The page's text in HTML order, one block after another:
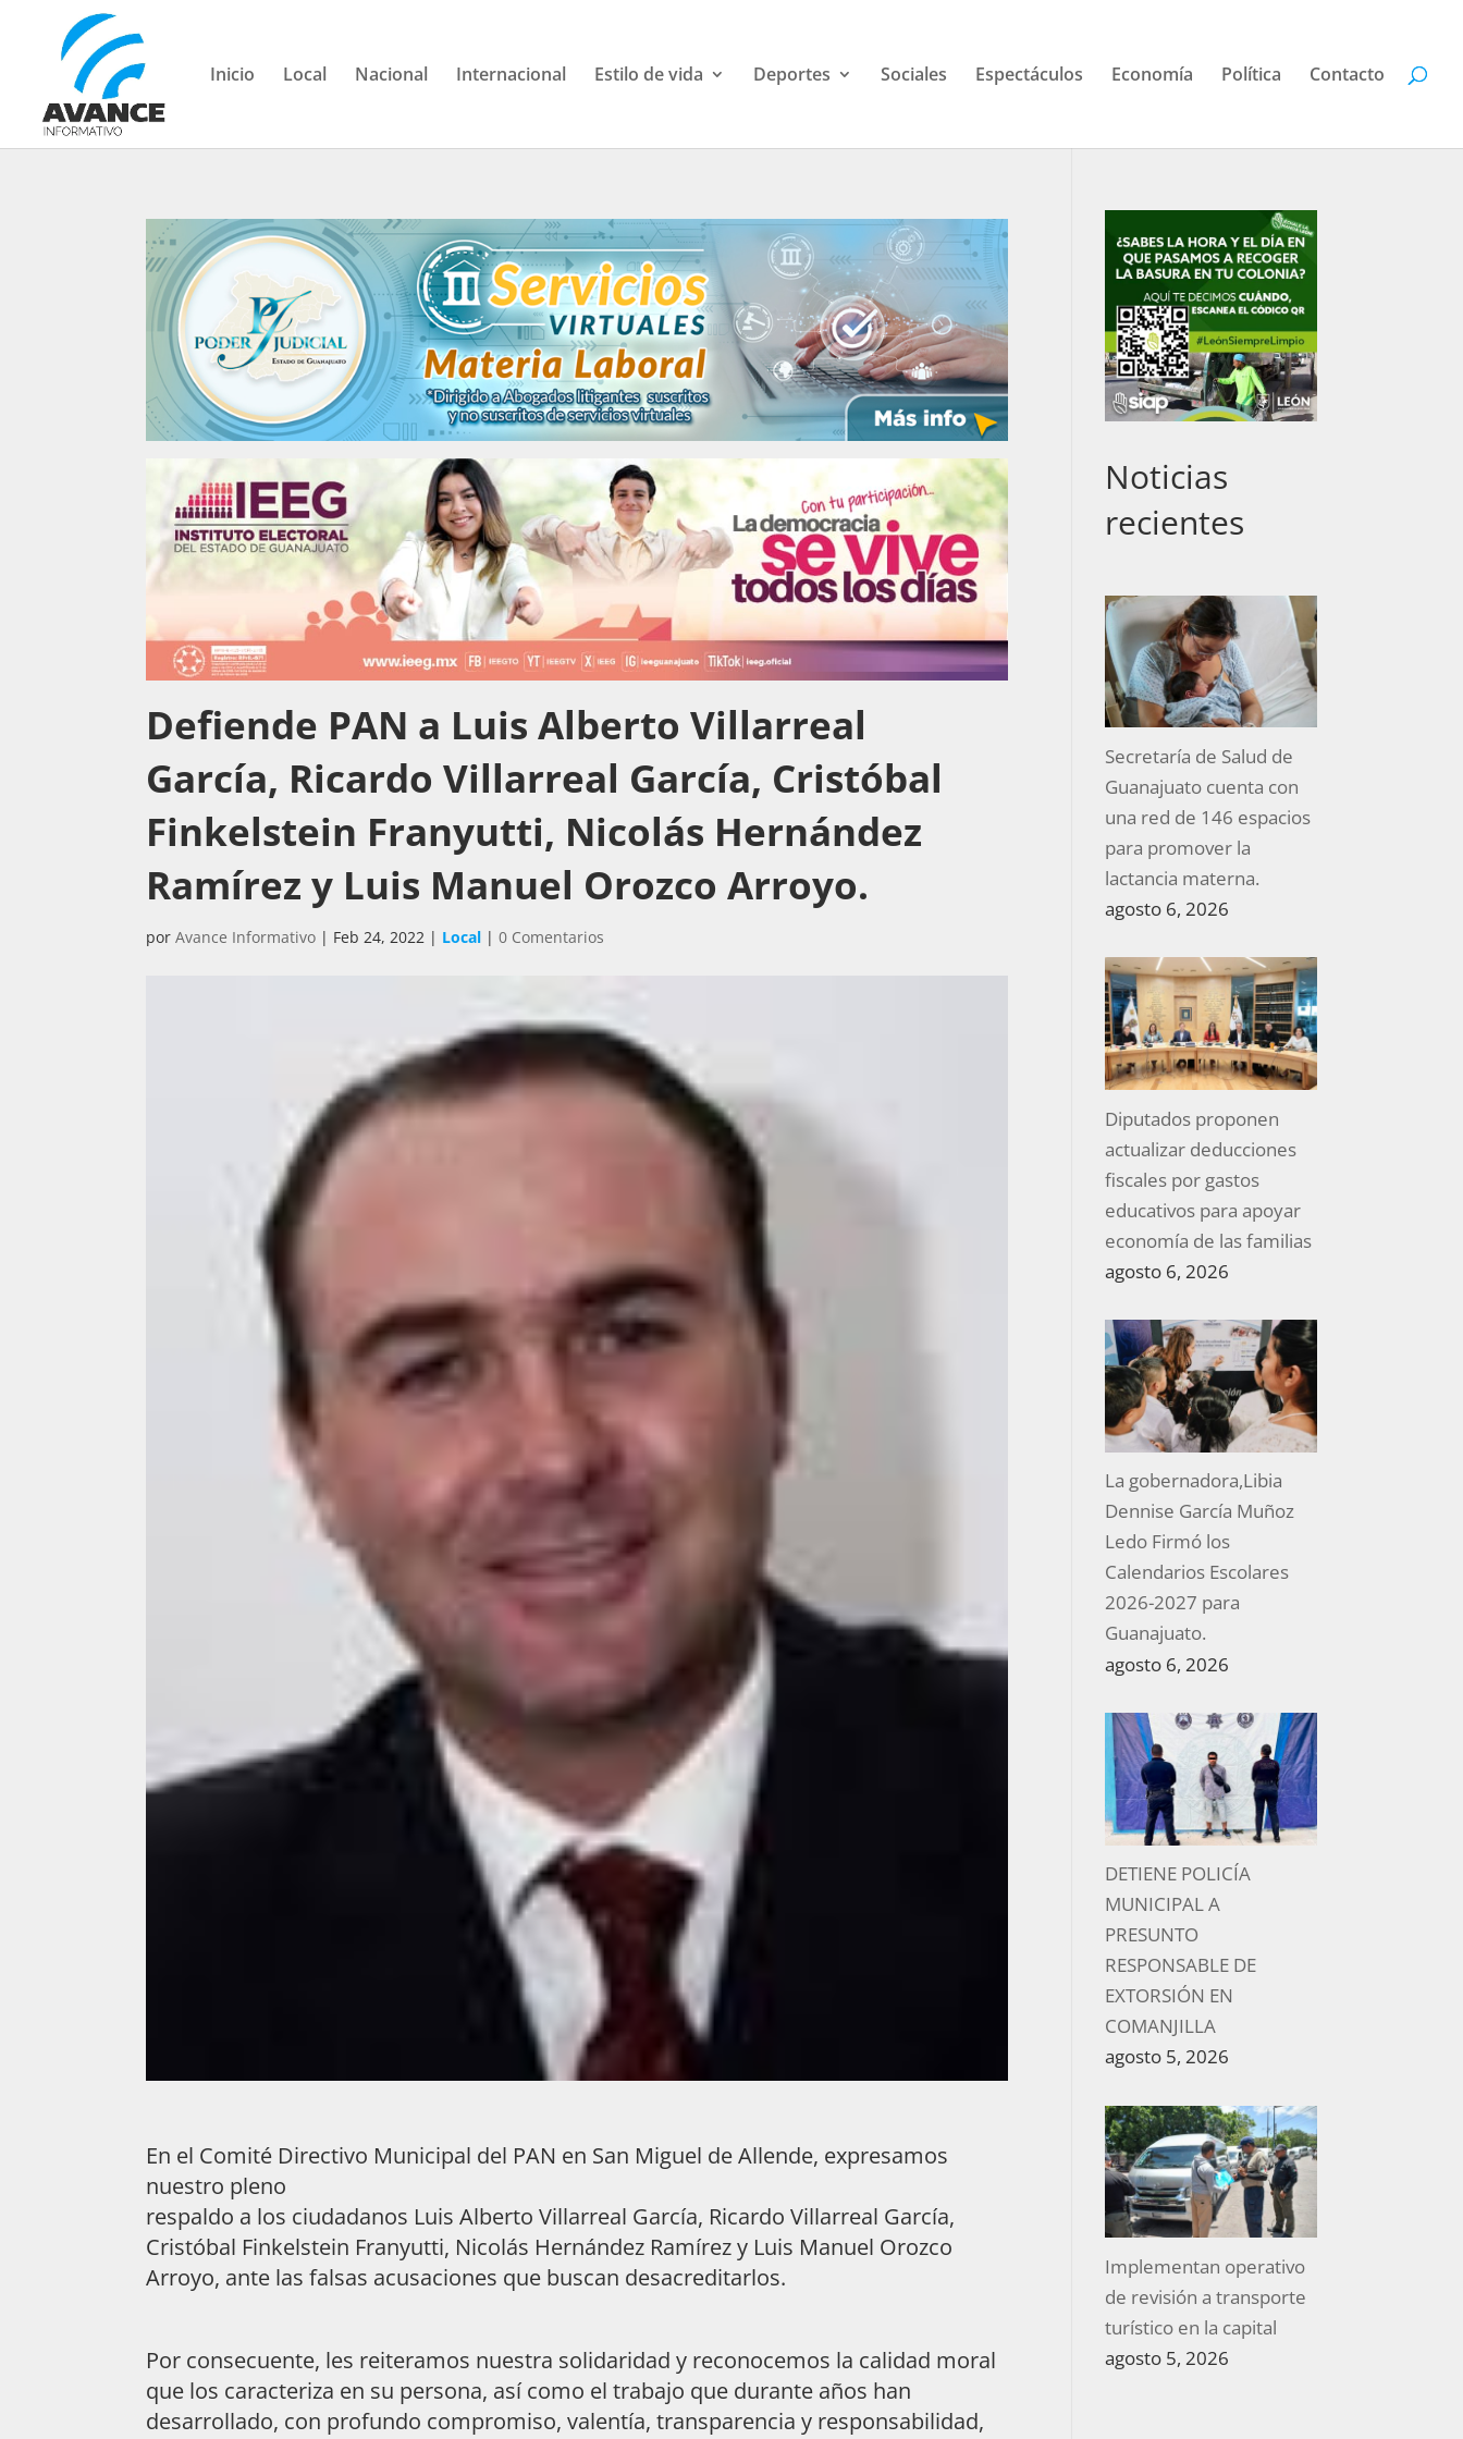
Inicio Local Nacional Internacional Estilo de vida Deportes Sociales Espectáculos Economía Política Contacto
Defiende PAN a Luis Alberto Villarreal
García, Ricardo Villarreal García, Cristóbal
Finkelstein Franyutti, Nicolás Hernández
Ramírez y Luis Manuel Orozco Arroyo.
porAvance Informativo | Feb 24, 2022 | Local |0 Comentarios
En el Comité Directivo Municipal del PAN en San Miguel de Allende, expresamos
nuestro pleno
respaldo a los ciudadanos Luis Alberto Villarreal García, Ricardo Villarreal García,
Cristóbal Finkelstein Franyutti, Nicolás Hernández Ramírez y Luis Manuel Orozco
Arroyo, ante las falsas acusaciones que buscan desacreditarlos.
Por consecuente, les reiteramos nuestra solidaridad y reconocemos la calidad moral
que los caracteriza en su persona, así como el trabajo que durante años han
desarrollado, con profundo compromiso, valentía, transparencia y responsabilidad,
Noticias
recientes
Secretaría de Salud de
Guanajuato cuenta con
una red de 146 espacios
para promover la
lactancia materna.
agosto 6, 2026
Diputados proponen
actualizar deducciones
fiscales por gastos
educativos para apoyar
economía de las familias
agosto 6, 2026
La gobernadora,Libia
Dennise García Muñoz
Ledo Firmó los
Calendarios Escolares
2026-2027 para
Guanajuato.
agosto 6, 2026
DETIENE POLICÍA
MUNICIPAL A
PRESUNTO
RESPONSABLE DE
EXTORSIÓN EN
COMANJILLA
agosto 5, 2026
Implementan operativo
de revisión a transporte
turístico en la capital
agosto 5, 2026